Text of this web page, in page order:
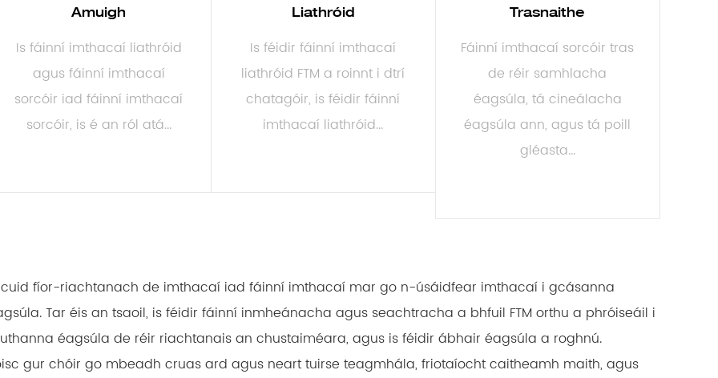
Amuigh
Is fáinní imthacaí liathróid
agus fáinní imthacaí
sorcóir iad fáinní imthacaí
sorcóir, is é an ról atá...
Liathróid
Is féidir fáinní imthacaí
liathróid FTM a roinnt i dtrí
chatagóir, is féidir fáinní
imthacaí liathróid...
Trasnaithe
Fáinní imthacaí sorcóir tras
de réir samhlacha
éagsúla, tá cineálacha
éagsúla ann, agus tá poill
gléasta...
cuid fíor-riachtanach de imthacaí iad fáinní imthacaí mar go n-úsáidfear imthacaí i gcásanna
Tar éis an tsaoil, is féidir fáinní inmheánacha agus seachtracha a bhfuil FTM orthu a phróiseáil i
éagsúla de réir riachtanais an chustaiméara, agus is féidir ábhair éagsúla a roghnú.
gur chóir go mbeadh cruas ard agus neart tuirse teagmhála, friotaíocht caitheamh maith, agus